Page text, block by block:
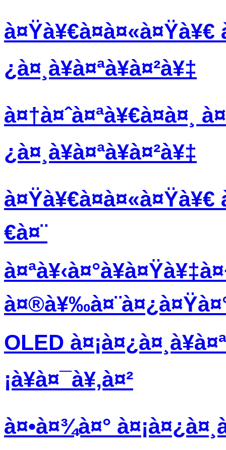
à¤Ÿà¥€à¤à¤«à¤Ÿà¥€
¿à¤¸à¥à¤ªà¥à¤²à¥‡
à¤†à¤ˆà¤ªà¥€à¤à¤¸
¿à¤¸à¥à¤ªà¥à¤²à¥‡
à¤Ÿà¥€à¤à¤«à¤Ÿà¥€
€à¤¨
OLED
¡à¥à¤¯à¥‚à¤²
à¤•à¤¾à¤°